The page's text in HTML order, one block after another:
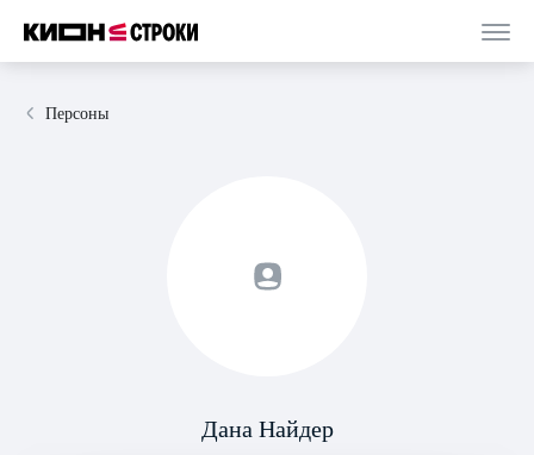
Персоны
Дана Найдер